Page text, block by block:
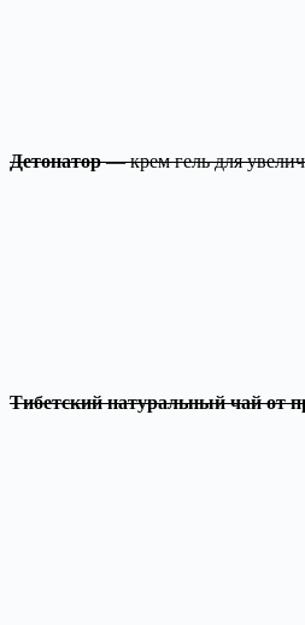
Детонатор— крем гель для
Тибетский натуральный чай от